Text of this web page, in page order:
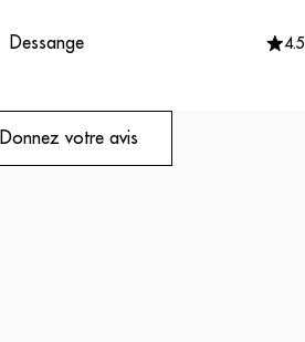
Dessange 4.5
Donnez votre avis